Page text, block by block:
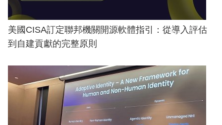
美國CISA訂定聯邦機關開源軟體指引：從導入評估
到自建貢獻的完整原則